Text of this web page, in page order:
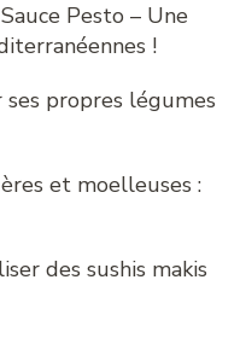
Pesto – Une
!
propres légumes
et moelleuses :
des sushis makis